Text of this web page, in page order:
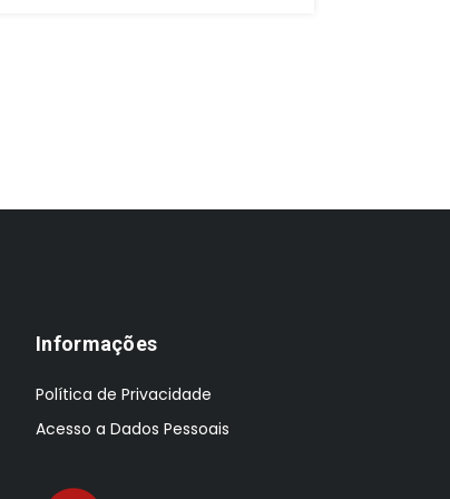
Informações
Política de Privacidade
Acesso a Dados Pessoais